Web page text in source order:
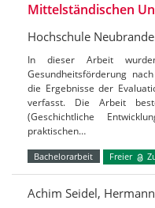
Mittelständischen
Hochschule
In dieser Arbeit
Gesundheitsförderung
die Ergebnisse der
verfasst. Die Arbeit
(Geschichtliche
praktischen…
Bachelorarbeit Freier
Achim Seidel,